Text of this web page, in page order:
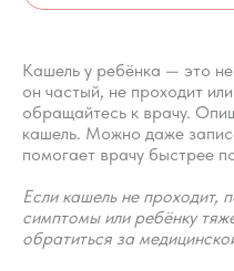
Кашель у ребёнка — это
он частый, не проходит
обращайтесь к врачу.
кашель. Можно даже
помогает врачу быстрее
Если кашель не проходит,
симптомы или ребёнку
обратиться за
ИП
20:00
+7
sos@o-sne.online
Видео
Там,